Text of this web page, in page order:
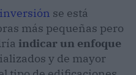
inversión se está
más pequeñas pero
indicar un enfoque
y de mayor